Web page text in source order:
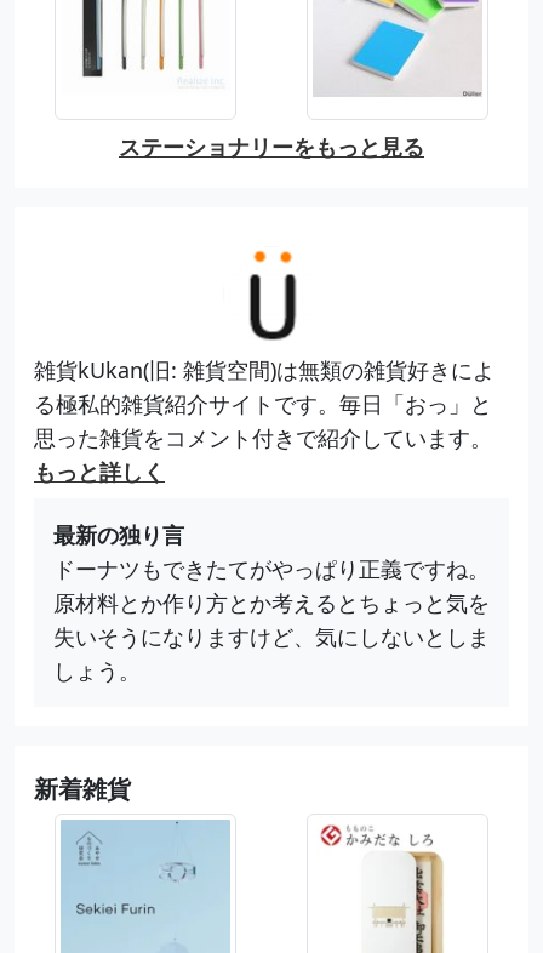
ステーショナリーをもっと見る
雑貨kUkan(旧: 雑貨空間)は無類の雑貨好きによ
る極私的雑貨紹介サイトです。毎日「おっ」と
思った雑貨をコメント付きで紹介しています。
もっと詳しく
最新の独り言
ドーナツもできたてがやっぱり正義ですね。
原材料とか作り方とか考えるとちょっと気を
失いそうになりますけど、気にしないとしま
しょう。
新着雑貨